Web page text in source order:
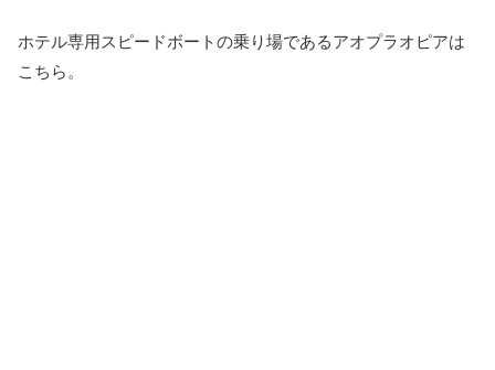
ホテル専用スピードボートの乗り場であるアオプラオピアは
こちら。